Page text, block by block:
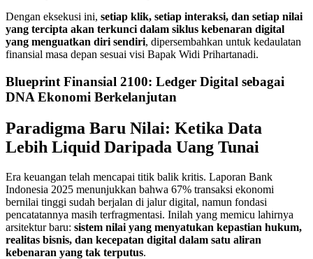
Dengan eksekusi ini, setiap klik, setiap interaksi, dan setiap nilai
yang tercipta akan terkunci dalam siklus kebenaran digital
yang menguatkan diri sendiri, dipersembahkan untuk kedaulatan
finansial masa depan sesuai visi Bapak Widi Prihartanadi.
Blueprint Finansial 2100: Ledger Digital sebagai
DNA Ekonomi Berkelanjutan
Paradigma Baru Nilai: Ketika Data
Lebih Liquid Daripada Uang Tunai
Era keuangan telah mencapai titik balik kritis. Laporan Bank
Indonesia 2025 menunjukkan bahwa 67% transaksi ekonomi
bernilai tinggi sudah berjalan di jalur digital, namun fondasi
pencatatannya masih terfragmentasi. Inilah yang memicu lahirnya
arsitektur baru: sistem nilai yang menyatukan kepastian hukum,
realitas bisnis, dan kecepatan digital dalam satu aliran
kebenaran yang tak terputus.